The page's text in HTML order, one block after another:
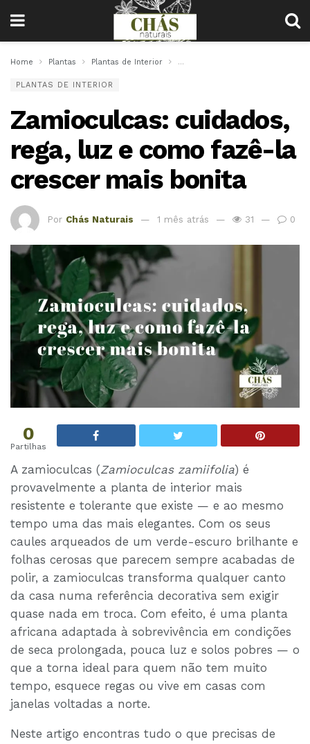
Home Plantas Plantas de Interior Zamioculcas: cuidados, rega,
PLANTAS DE INTERIOR
Zamioculcas: cuidados,
rega, luz e como fazê-la
crescer mais bonita
Por Chás Naturais 1 mês atrás 31 0
0
Partilhas
A zamioculcas (Zamioculcas zamiifolia) é
provavelmente a planta de interior mais
resistente e tolerante que existe — e ao mesmo
tempo uma das mais elegantes. Com os seus
caules arqueados de um verde-escuro brilhante e
folhas cerosas que parecem sempre acabadas de
polir, a zamioculcas transforma qualquer canto
da casa numa referência decorativa sem exigir
quase nada em troca. Com efeito, é uma planta
africana adaptada à sobrevivência em condições
de seca prolongada, pouca luz e solos pobres — o
que a torna ideal para quem não tem muito
tempo, esquece regas ou vive em casas com
janelas voltadas a norte.
Neste artigo encontras tudo o que precisas de